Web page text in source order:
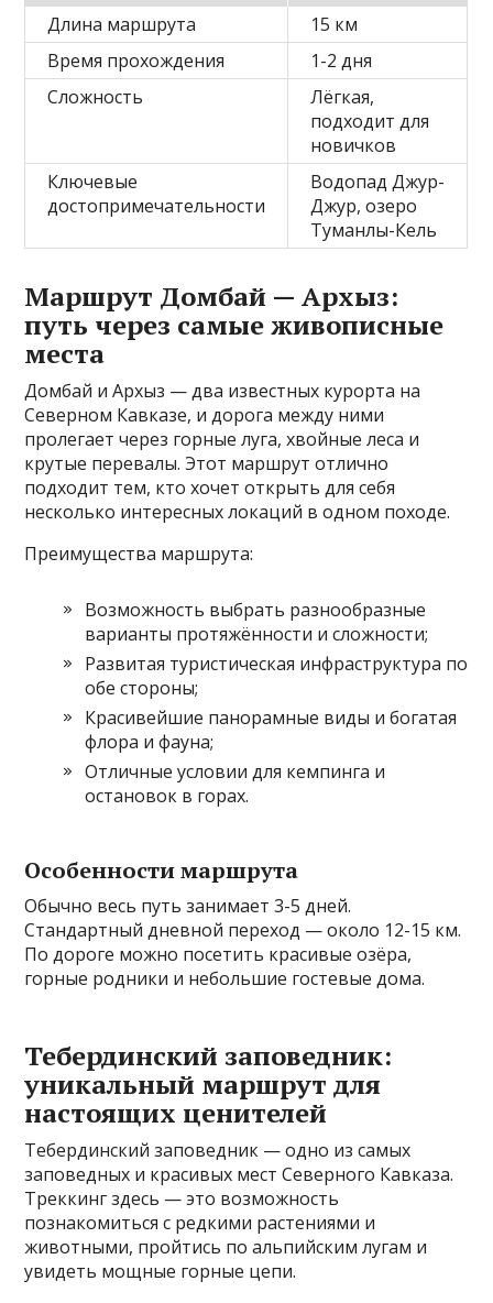
Длина маршрута
15 км
Время прохождения
1-2 дня
Сложность
Лёгкая,
подходит для
новичков
Ключевые
достопримечательности
Водопад Джур-
Джур, озеро
Туманлы-Кель
Маршрут Домбай — Архыз:
путь через самые живописные
места
Домбай и Архыз — два известных курорта на
Северном Кавказе, и дорога между ними
пролегает через горные луга, хвойные леса и
крутые перевалы. Этот маршрут отлично
подходит тем, кто хочет открыть для себя
несколько интересных локаций в одном походе.
Преимущества маршрута:
Возможность выбрать разнообразные
варианты протяжённости и сложности;
Развитая туристическая инфраструктура по
обе стороны;
Красивейшие панорамные виды и богатая
флора и фауна;
Отличные условии для кемпинга и
остановок в горах.
Особенности маршрута
Обычно весь путь занимает 3-5 дней.
Стандартный дневной переход — около 12-15 км.
По дороге можно посетить красивые озёра,
горные родники и небольшие гостевые дома.
Тебердинский заповедник:
уникальный маршрут для
настоящих ценителей
Тебердинский заповедник — одно из самых
заповедных и красивых мест Северного Кавказа.
Треккинг здесь — это возможность
познакомиться с редкими растениями и
животными, пройтись по альпийским лугам и
увидеть мощные горные цепи.